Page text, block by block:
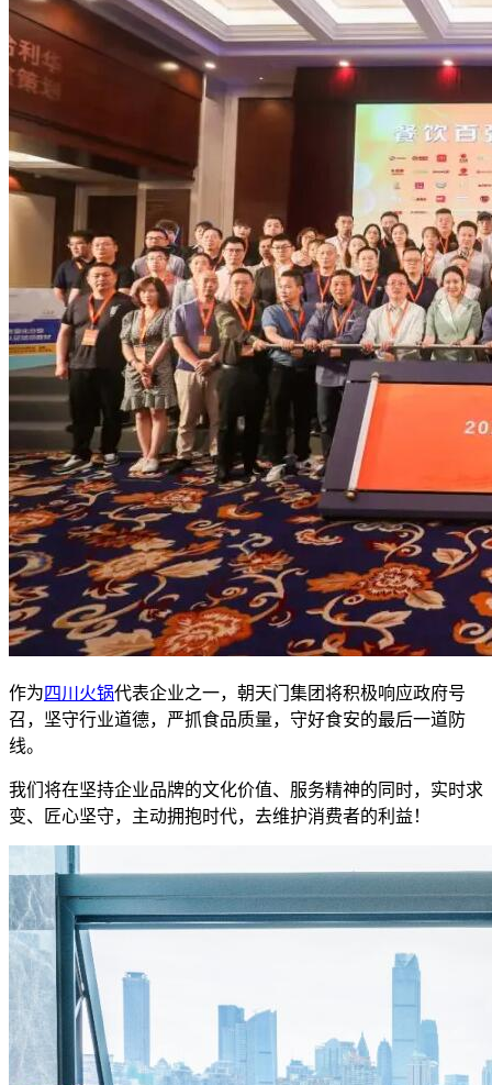
作为四川火锅代表企业之一，朝天门集团将积极响应政府号
召，坚守行业道德，严抓食品质量，守好食安的最后一道防
线。
我们将在坚持企业品牌的文化价值、服务精神的同时，实时求
变、匠心坚守，主动拥抱时代，去维护消费者的利益！